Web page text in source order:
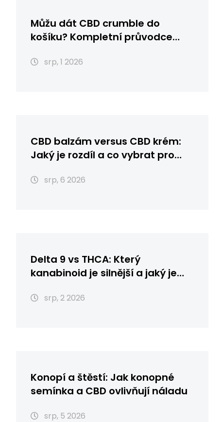
Můžu dát CBD crumble do
košíku? Kompletní průvodce
použitím
srp, 1 2026
CBD balzám versus CBD krém:
Jaký je rozdíl a co vybrat pro
srp, 6 2026
Delta 9 vs THCA: Který
kanabinoid je silnější a jaký je
srp, 2 2026
Konopí a štěstí: Jak konopné
semínka a CBD ovlivňují náladu
srp, 5 2026